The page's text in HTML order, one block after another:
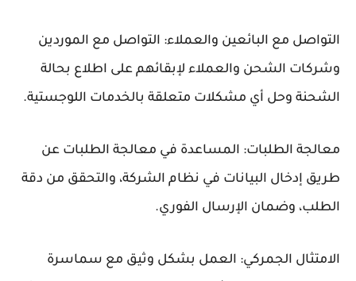
التواصل مع البائعين والعملاء: التواصل مع الموردين
وشركات الشحن والعملاء لإبقائهم على اطلاع بحالة
الشحنة وحل أي مشكلات متعلقة بالخدمات اللوجستية.
معالجة الطلبات: المساعدة في معالجة الطلبات عن
طريق إدخال البيانات في نظام الشركة، والتحقق من دقة
الطلب، وضمان الإرسال الفوري.
الامتثال الجمركي: العمل بشكل وثيق مع سماسرة